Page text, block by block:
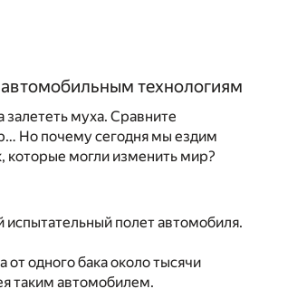
технологиям
муха. Сравните
Но почему сегодня мы ездим
которые могли изменить мир?
испытательный полет автомобиля.
от одного бака около тысячи
таким автомобилем.